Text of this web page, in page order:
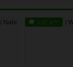
レビュー